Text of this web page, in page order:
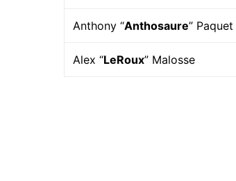
Anthony “Anthosaure” Paquet
Alex “LeRoux” Malosse